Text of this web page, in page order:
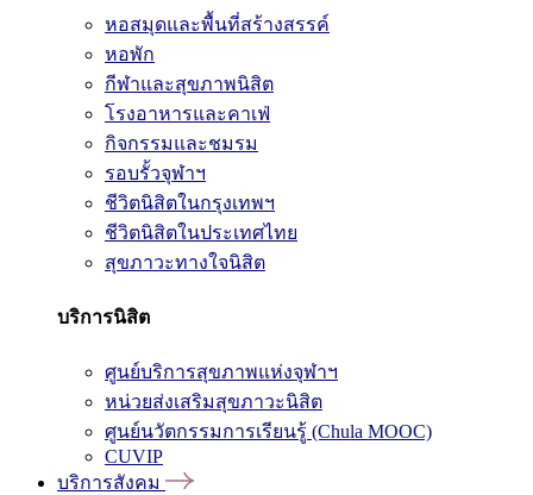
หอสมุดและพื้นที่สร้างสรรค์
หอพัก
กีฬาและสุขภาพนิสิต
โรงอาหารและคาเฟ่
กิจกรรมและชมรม
รอบรั้วจุฬาฯ
ชีวิตนิสิตในกรุงเทพฯ
ชีวิตนิสิตในประเทศไทย
สุขภาวะทางใจนิสิต
บริการนิสิต
ศูนย์บริการสุขภาพแห่งจุฬาฯ
หน่วยส่งเสริมสุขภาวะนิสิต
ศูนย์นวัตกรรมการเรียนรู้ (Chula MOOC)
CUVIP
บริการสังคม